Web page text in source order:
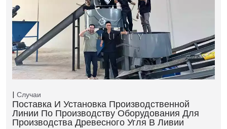
Случаи
Поставка И Установка Производственной
Линии По Производству Оборудования Для
Производства Древесного Угля В Ливии